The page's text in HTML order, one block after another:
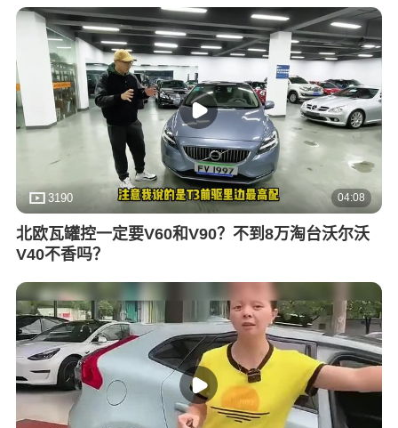
3190 04:08
北欧瓦罐控一定要V60和V90？不到8万淘台沃尔沃
V40不香吗？